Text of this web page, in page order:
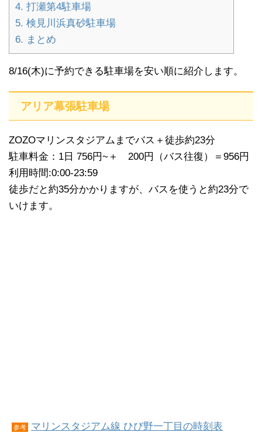
4. 打瀬第4駐車場
5. 検見川浜真砂駐車場
6. まとめ
8/16(木)に予約できる駐車場を安い順に紹介します。
アリア幕張駐車場
ZOZOマリンスタジアムまでバス＋徒歩約23分
駐車料金：1日 756円~＋ 200円（バス往復）＝956円
利用時間:0:00-23:59
徒歩だと約35分かかりますが、バスを使うと約23分で
いけます。
参考 マリンスタジアム線 ひび野一丁目の時刻表